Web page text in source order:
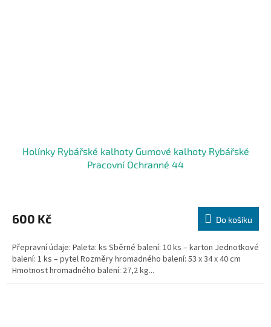
Holínky Rybářské kalhoty Gumové kalhoty Rybářské
Pracovní Ochranné 44
600 Kč Do košíku
Přepravní údaje: Paleta: ks Sběrné balení: 10 ks – karton Jednotkové
balení: 1 ks – pytel Rozměry hromadného balení: 53 x 34 x 40 cm
Hmotnost hromadného balení: 27,2 kg...